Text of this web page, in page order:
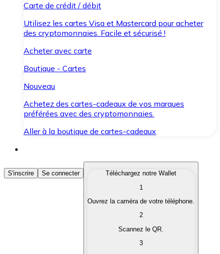
Carte de crédit / débit
Utilisez les cartes Visa et Mastercard pour acheter
des cryptomonnaies. Facile et sécurisé !
Acheter avec carte
Boutique - Cartes
Nouveau
Achetez des cartes-cadeaux de vos marques
préférées avec des cryptomonnaies.
Aller à la boutique de cartes-cadeaux
Acheter des Cryptomonnaies
Achetez les cryptomonnaies qui vous intéressent
Convertissez vos cryptomonnaies en monnaie
S'inscrire Se connecter
Téléchargez notre Wallet
1
Ouvrez la caméra de votre téléphone.
2
Scannez le QR.
3